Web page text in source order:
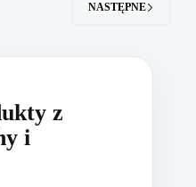
NASTĘPNE
z
i